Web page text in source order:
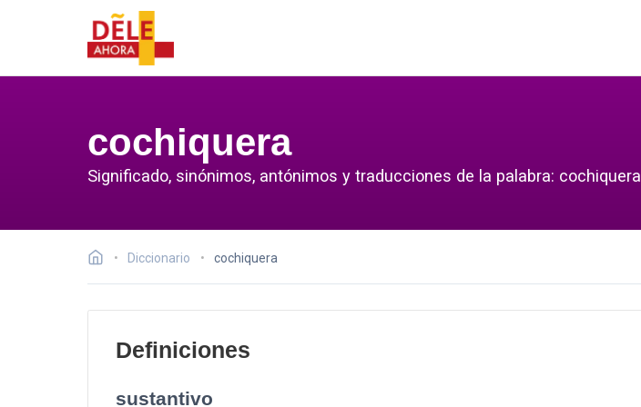
cochiquera
Significado, sinónimos, antónimos y traducciones de la palabra: cochiquera
Diccionario cochiquera
Definiciones
sustantivo